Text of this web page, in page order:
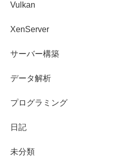
Vulkan
XenServer
サーバー構築
データ解析
プログラミング
日記
未分類